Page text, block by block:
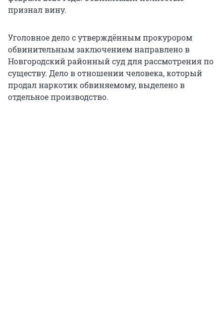
признал вину.
Уголовное дело с утверждённым прокурором
обвинительным заключением направлено в
Новгородский районный суд для рассмотрения по
существу. Дело в отношении человека, который
продал наркотик обвиняемому, выделено в
отдельное производство.